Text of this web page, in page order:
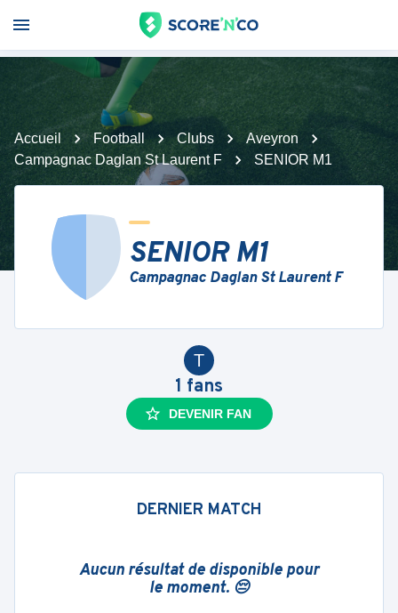
Accueil Football Clubs
Aveyron
Campagnac Daglan St Laurent F
SENIOR M1
SENIOR M1
Campagnac Daglan St Laurent F
T
1 fans
DEVENIR FAN
DERNIER MATCH
Aucun résultat de disponible pour
le moment. 😔